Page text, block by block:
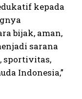
kepada
bijak, aman,
sarana
sportivitas,
Indonesia,”